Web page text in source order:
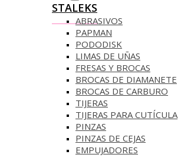
STALEKS
ABRASIVOS
PAPMAN
PODODISK
LIMAS DE UÑAS
FRESAS Y BROCAS
BROCAS DE DIAMANETE
BROCAS DE CARBURO
TIJERAS
TIJERAS PARA CUTÍCULA
PINZAS
PINZAS DE CEJAS
EMPUJADORES